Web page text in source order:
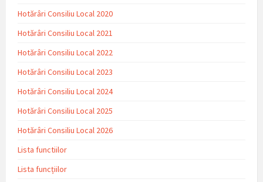
Hotărâri Consiliu Local 2020
Hotărâri Consiliu Local 2021
Hotărâri Consiliu Local 2022
Hotărâri Consiliu Local 2023
Hotărâri Consiliu Local 2024
Hotărâri Consiliu Local 2025
Hotărâri Consiliu Local 2026
Lista functiilor
Lista funcțiilor